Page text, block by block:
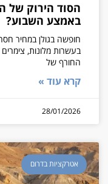
הסוד הירוק של
באמצע השבוע?
בעשרות מלונות,
החורף של
קרא עוד »
28/01/2026
אטרקציות בדרום